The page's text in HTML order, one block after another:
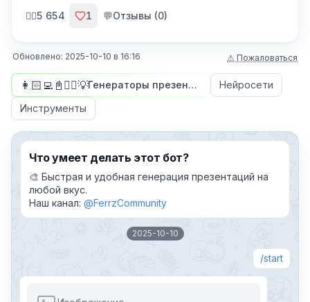
🙍‍♂️5 654 1 💬Отзывы (0)
Обновлено: 2025-10-10 в 16:16 ⚠ Пожаловаться
👩🏻‍💻📓✍🏻💡 Генераторы презентаций
Нейросети
Инструменты
Что умеет делать этот бот?
🎨 Быстрая и удобная генерация презентаций на
любой вкус.
Наш канал: @FerrzCommunity
2025-10-10
start